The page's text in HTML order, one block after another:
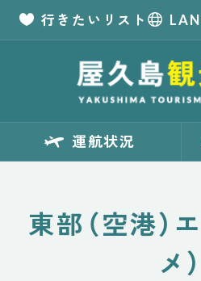
【公式】
遺産「屋
観光・旅
行きたいリスト
運航状況
東部（空港）
メ）